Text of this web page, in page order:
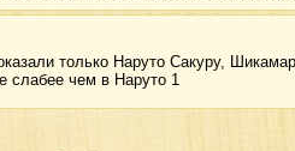
только Наруто Сакуру,
слабее чем в Наруто 1